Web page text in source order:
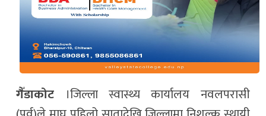
गैँडाकोट ।जिल्ला स्वास्थ्य कार्यालय नवलपरासी